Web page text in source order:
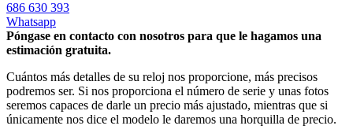
686 630 393
Whatsapp
Póngase en contacto con nosotros para que le hagamos una
estimación gratuita.
Cuántos más detalles de su reloj nos proporcione, más precisos
podremos ser. Si nos proporciona el número de serie y unas fotos
seremos capaces de darle un precio más ajustado, mientras que si
únicamente nos dice el modelo le daremos una horquilla de precio.